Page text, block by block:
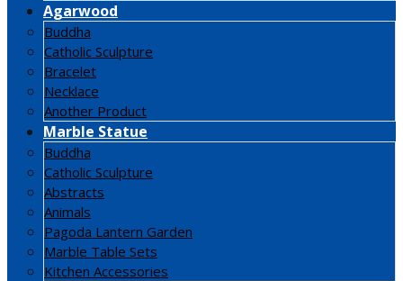
Agarwood
Buddha
Catholic Sculpture
Bracelet
Necklace
Another Product
Marble Statue
Buddha
Catholic Sculpture
Abstracts
Animals
Pagoda Lantern Garden
Marble Table Sets
Kitchen Accessories